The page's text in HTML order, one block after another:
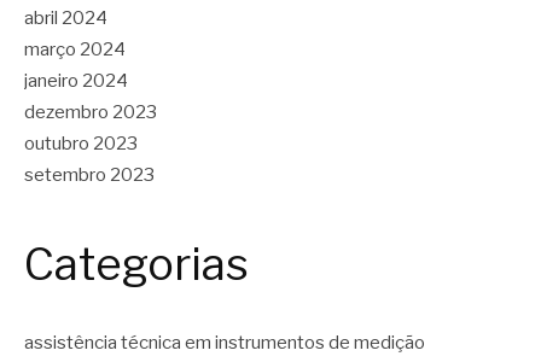
abril 2024
março 2024
janeiro 2024
dezembro 2023
outubro 2023
setembro 2023
Categorias
assistência técnica em instrumentos de medição